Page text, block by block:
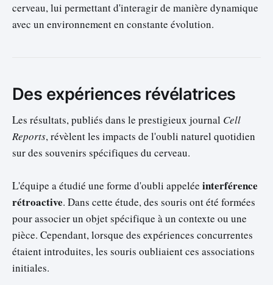
cerveau, lui permettant d'interagir de manière dynamique
avec un environnement en constante évolution.
Des expériences révélatrices
Les résultats, publiés dans le prestigieux journal Cell
Reports, révèlent les impacts de l'oubli naturel quotidien
sur des souvenirs spécifiques du cerveau.
L'équipe a étudié une forme d'oubli appelée interférence
rétroactive. Dans cette étude, des souris ont été formées
pour associer un objet spécifique à un contexte ou une
pièce. Cependant, lorsque des expériences concurrentes
étaient introduites, les souris oubliaient ces associations
initiales.